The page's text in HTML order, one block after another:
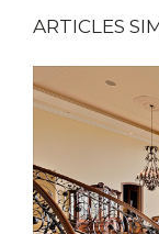
ARTICLES